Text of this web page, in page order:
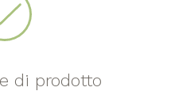
di prodotto